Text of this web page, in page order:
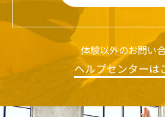
体験以外のお問い
ヘルプセンターは